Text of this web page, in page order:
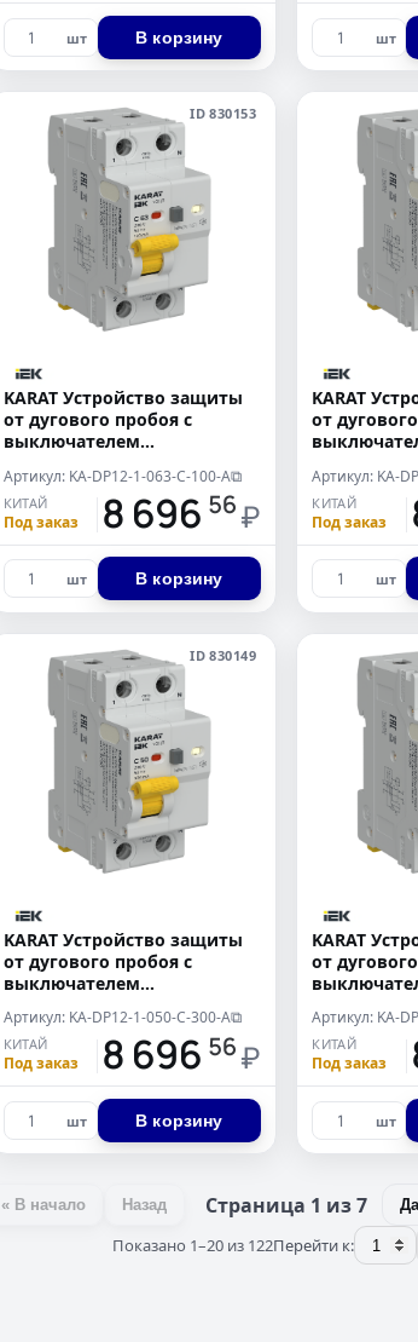
шт В корзину шт
ID 830153
KARAT Устройство защиты
от дугового пробоя с
выключателем
дифференциального тока
1P+N C 63А 100мА тип A IEK
Артикул: KA-DP12-1-063-C-100-A⧉
КИТАЙ
Под заказ18 696 56₽
шт В корзину
KARAT
от
1P+N C 63А
КИТАЙ
Под заказ
шт
ID 830149
KARAT Устройство защиты
от дугового пробоя с
выключателем
дифференциального тока
1P+N C 50А 300мА тип A IEK
Артикул: KA-DP12-1-050-C-300-A⧉
КИТАЙ
Под заказ18 696 56₽
шт В корзину
KARAT
от
1P+N C 50А
КИТАЙ
Под заказ
шт
« В начало Назад Страница 1 из 7
Показано 1–20 из 122Перейти к: